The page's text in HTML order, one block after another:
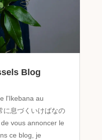
Blog
l'Ikebana au
に息づくいけばなの
vous annoncer le
ce blog, je